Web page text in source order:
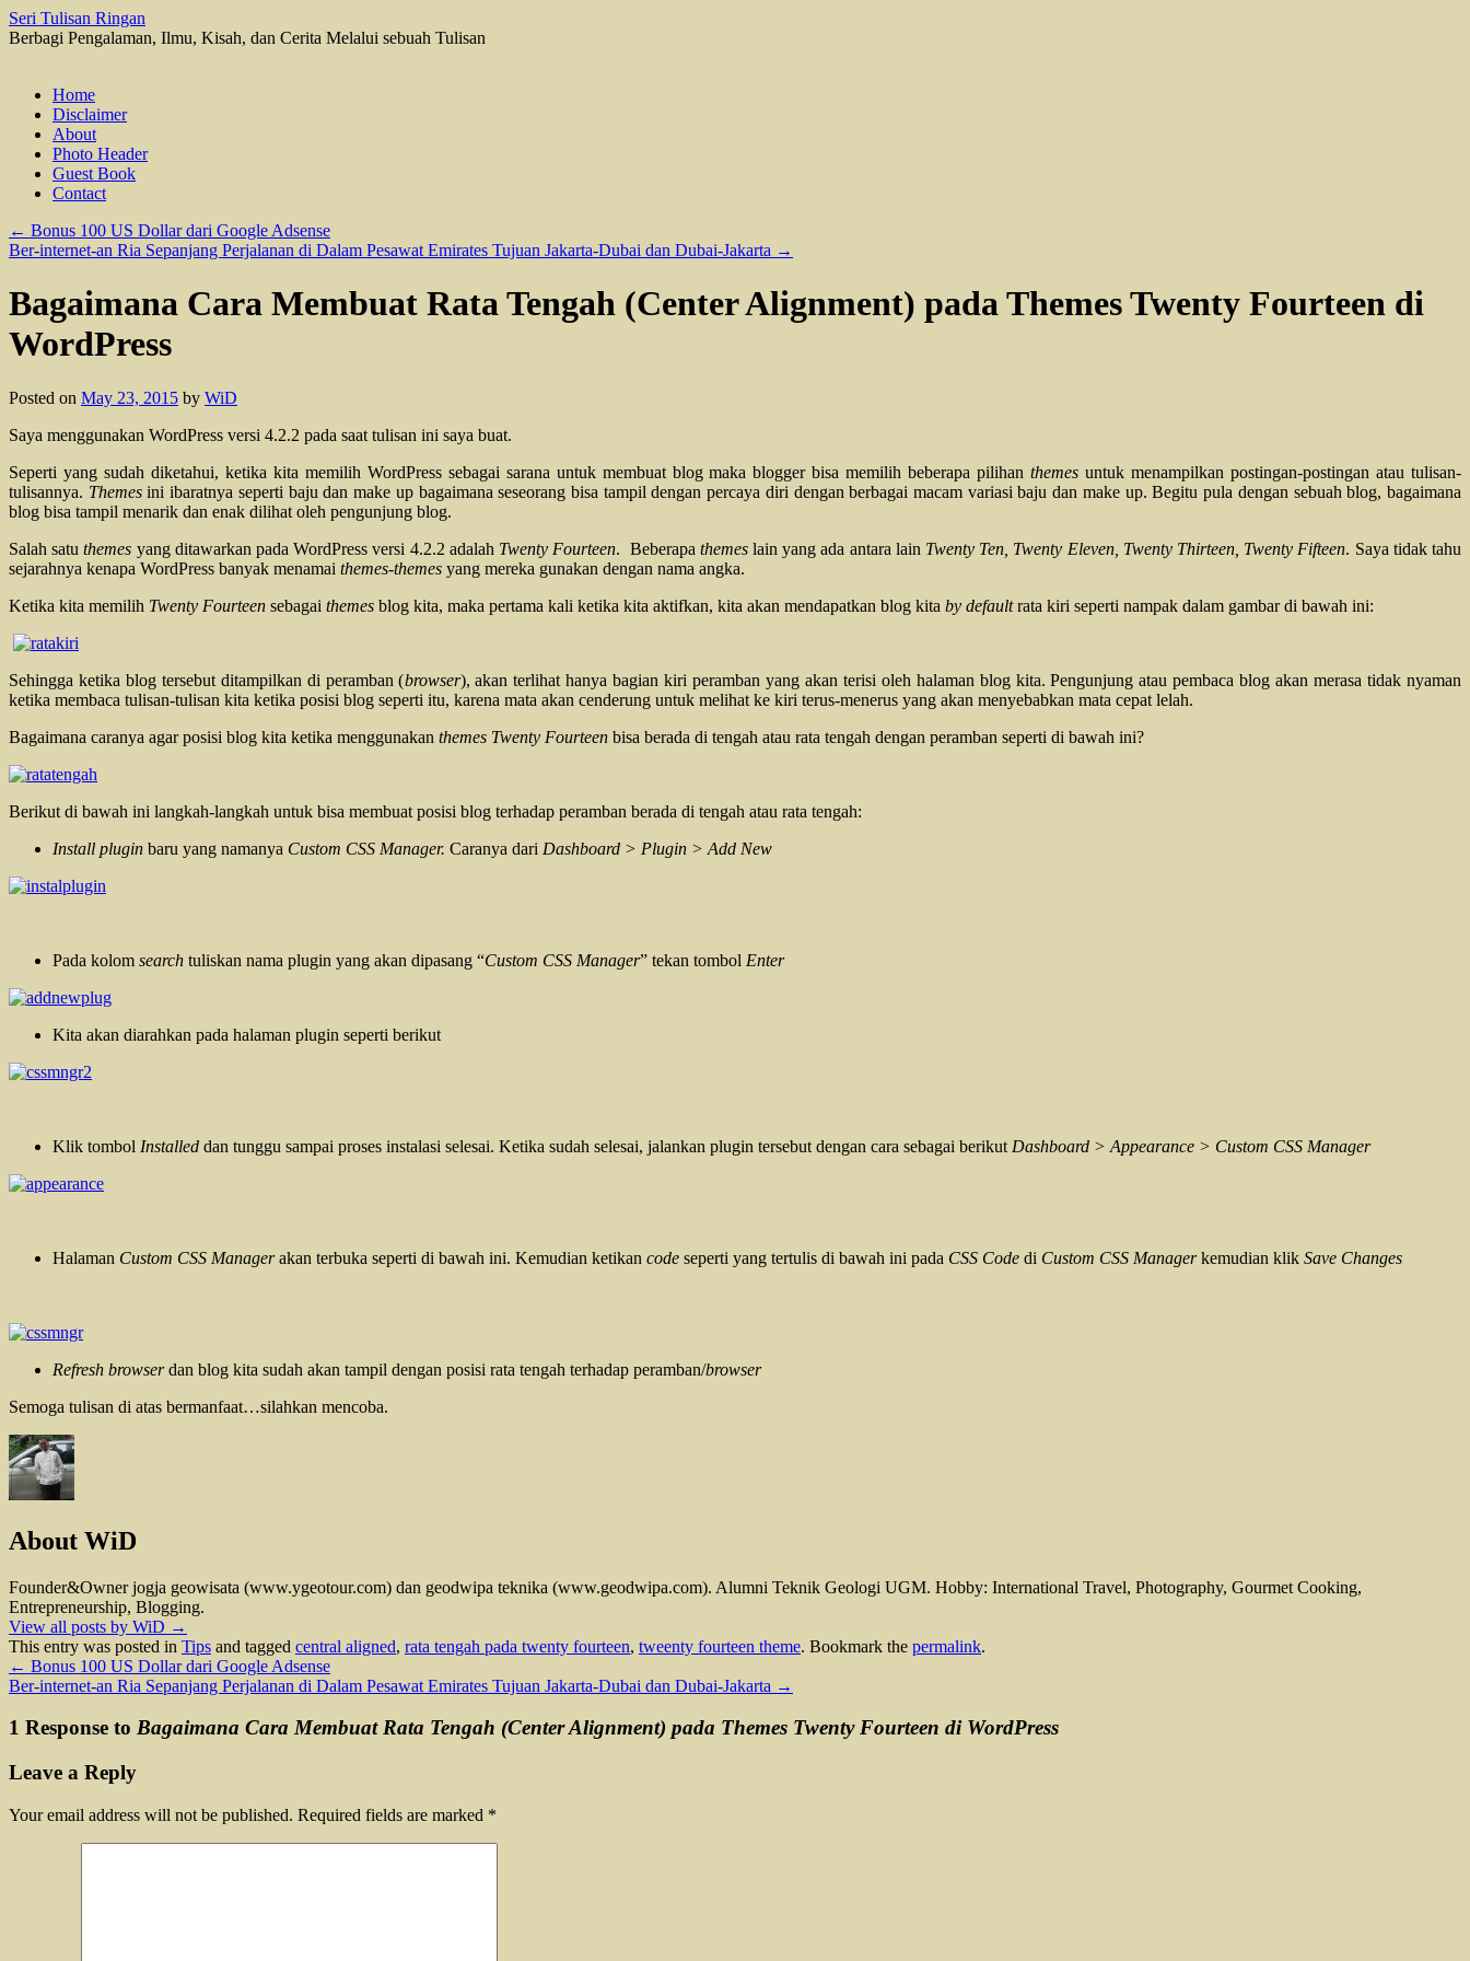
Seri Tulisan Ringan
Berbagi Pengalaman, Ilmu, Kisah, dan Cerita Melalui sebuah Tulisan
Skip
content
Home
Disclaimer
About
Photo Header
Guest Book
Contact
← Bonus 100 US Dollar dari Google Adsense
Ber-internet-an Ria Sepanjang Perjalanan di Dalam Pesawat Emirates Tujuan Jakarta-Dubai dan Dubai-Jakarta →
Bagaimana Cara Membuat Rata Tengah (Center Alignment) pada Themes Twenty Fourteen di
WordPress
Posted on May 23, 2015 by WiD
Saya menggunakan WordPress versi 4.2.2 pada saat tulisan ini saya buat.
Seperti yang sudah diketahui, ketika kita memilih WordPress sebagai sarana untuk membuat blog maka blogger bisa memilih beberapa pilihanthemes untuk menampilkan postingan-postingan atau tulisan-
tulisannya. Themesini ibaratnya seperti baju dan make up bagaimana seseorang bisa tampil dengan percaya diri dengan berbagai macam variasi baju dan make up. Begitu pula dengan sebuah blog, bagaimana
blog bisa tampil menarik dan enak dilihat oleh pengunjung blog.
Salah satuthemes yang ditawarkan pada WordPress versi 4.2.2 adalah Twenty Fourteen. Beberapa themeslain yang ada antara lain Twenty Ten, Twenty Eleven, Twenty Thirteen, Twenty Fifteen. Saya tidak tahu
sejarahnya kenapa WordPress banyak menamai themes-themes yang mereka gunakan dengan nama angka.
Ketika kita memilih Twenty Fourteen sebagai themes blog kita, maka pertama kali ketika kita aktifkan, kita akan mendapatkan blog kita by defaultrata kiri seperti nampak dalam gambar di bawah ini:
Sehingga ketika blog tersebut ditampilkan di peramban (browser), akan terlihat hanya bagian kiri peramban yang akan terisi oleh halaman blog kita. Pengunjung atau pembaca blog akan merasa tidak nyaman
ketika membaca tulisan-tulisan kita ketika posisi blog seperti itu, karena mata akan cenderung untuk melihat ke kiri terus-menerus yang akan menyebabkan mata cepat lelah.
Bagaimana caranya agar posisi blog kita ketika menggunakan themes Twenty Fourteen bisa berada di tengah atau rata tengah dengan peramban seperti di bawah ini?
Berikut di bawah ini langkah-langkah untuk bisa membuat posisi blog terhadap peramban berada di tengah atau rata tengah:
Install plugin baru yang namanya Custom CSS Manager. Caranya dari Dashboard > Plugin > Add New
Pada kolom search tuliskan nama plugin yang akan dipasang “Custom CSS Manager” tekan tombol Enter
Kita akan diarahkan pada halaman plugin seperti berikut
Klik tombol Installed dan tunggu sampai proses instalasi selesai. Ketika sudah selesai, jalankan plugin tersebut dengan cara sebagai berikut Dashboard > Appearance > Custom CSS Manager
Halaman Custom CSS Managerakan terbuka seperti di bawah ini. Kemudian ketikan code seperti yang tertulis di bawah ini pada CSS Code di Custom CSS Managerkemudian klik Save Changes
Refresh browserdan blog kita sudah akan tampil dengan posisi rata tengah terhadap peramban/browser
Semoga tulisan di atas bermanfaat…silahkan mencoba.
About WiD
Founder&Owner jogja geowisata (www.ygeotour.com) dan geodwipa teknika (www.geodwipa.com). Alumni Teknik Geologi UGM. Hobby: International Travel, Photography, Gourmet Cooking,
Entrepreneurship, Blogging.
View all posts by WiD →
This entry was posted in Tips and tagged central aligned, rata tengah pada twenty fourteen, tweenty fourteen theme. Bookmark the permalink.
← Bonus 100 US Dollar dari Google Adsense
Ber-internet-an Ria Sepanjang Perjalanan di Dalam Pesawat Emirates Tujuan Jakarta-Dubai dan Dubai-Jakarta →
1 Response to Bagaimana Cara Membuat Rata Tengah (Center Alignment) pada Themes Twenty Fourteen di WordPress
Leave a Reply
Your email address will not be published. Required fields are marked *